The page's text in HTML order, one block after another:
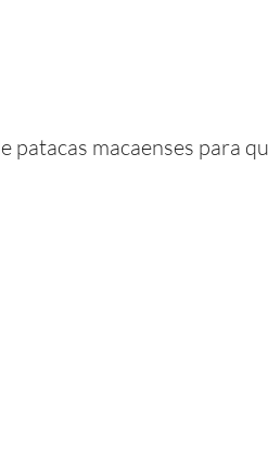
macaenses para